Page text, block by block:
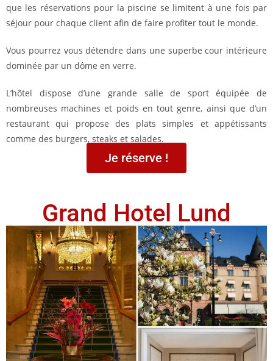
que les réservations pour la piscine se limitent à une fois par
séjour pour chaque client afin de faire profiter tout le monde.
Vous pourrez vous détendre dans une superbe cour intérieure
dominée par un dôme en verre.
L’hôtel dispose d’une grande salle de sport équipée de
nombreuses machines et poids en tout genre, ainsi que d’un
restaurant qui propose des plats simples et appétissants
comme des burgers, steaks et salades.
Je réserve !
Grand Hotel Lund